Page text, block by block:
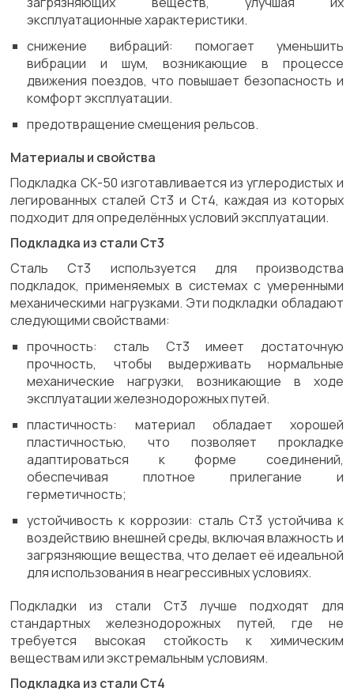
эксплуатационные характеристики.
снижение вибраций: помогает уменьшить
вибрации и шум, возникающие в процессе
движения поездов, что повышает безопасность и
комфорт эксплуатации.
предотвращение смещения рельсов.
Материалы и свойства
Подкладка СК-50 изготавливается из углеродистых и
легированных сталей Ст3 и Ст4, каждая из которых
подходит для определённых условий эксплуатации.
Подкладка из стали Ст3
Сталь Ст3 используется для производства
подкладок, применяемых в системах с умеренными
механическими нагрузками. Эти подкладки обладают
следующими свойствами:
прочность: сталь Ст3 имеет достаточную
прочность, чтобы выдерживать нормальные
механические нагрузки, возникающие в ходе
эксплуатации железнодорожных путей.
пластичность: материал обладает хорошей
пластичностью, что позволяет прокладке
адаптироваться к форме соединений,
обеспечивая плотное прилегание и
герметичность;
устойчивость к коррозии: сталь Ст3 устойчива к
воздействию внешней среды, включая влажность и
загрязняющие вещества, что делает её идеальной
для использования в неагрессивных условиях.
Подкладки из стали Ст3 лучше подходят для
стандартных железнодорожных путей, где не
требуется высокая стойкость к химическим
веществам или экстремальным условиям.
Подкладка из стали Ст4